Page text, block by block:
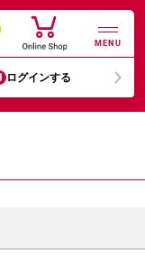
MENU
ログインする